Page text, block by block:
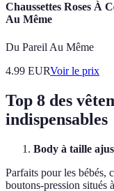
Chaussettes Roses À
Au Même
Du Pareil Au Même
4.99 EURVoir le prix
Top 8 des
indispensables
Body à taille
Parfaits pour les bébés,
boutons-pression situés